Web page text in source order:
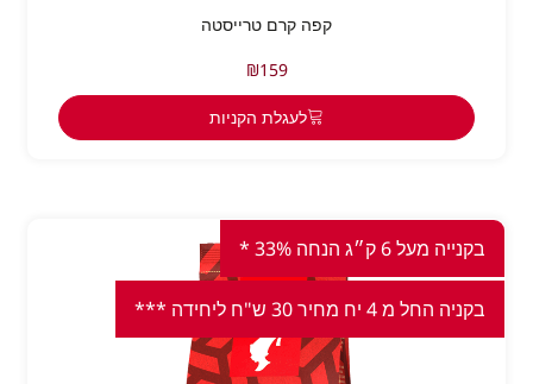
קפה קרם טרייסטה
₪159
לעגלת הקניות
בקנייה מעל 6 ק״ג הנחה 33% *
בקניה החל מ 4 יח מחיר 30 ש"ח ליחידה ***